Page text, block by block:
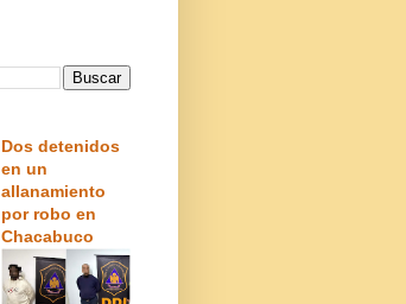
Dos detenidos
en un
allanamiento
por robo en
Chacabuco